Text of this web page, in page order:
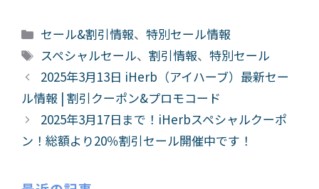
カ
テ
ゴ
リ
ー
セール&割引情報、特別セール情報
タ
グ
スペシャルセール、割引情報、特別セール
2025年3月13日 iHerb（アイハーブ）最新セー
ル情報 | 割引クーポン&プロモコード
2025年3月17日まで！iHerbスペシャルクーポ
ン！総額より20％割引セール開催中です！